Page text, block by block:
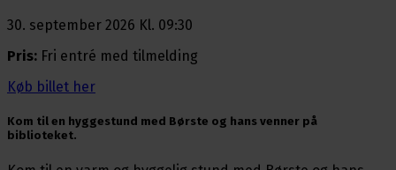
30. september 2026 Kl. 09:30
Pris: Fri entré med tilmelding
Køb billet her
Kom til en hyggestund med Børste og hans venner på
biblioteket.